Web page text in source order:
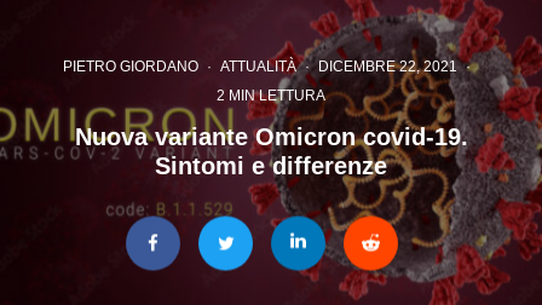
PIETRO GIORDANO · ATTUALITÀ · DICEMBRE 22, 2021 ·
2 MIN LETTURA
Nuova variante Omicron covid-19.
Sintomi e differenze